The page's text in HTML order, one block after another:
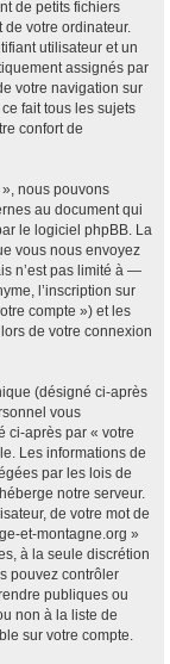
de petits fichiers
votre ordinateur.
utilisateur et un
assignés par
votre navigation sur
fait tous les sujets
confort de
nous pouvons
au document qui
le logiciel phpBB. La
vous nous envoyez
n’est pas limité à —
l’inscription sur
compte ») et les
de votre connexion
(désigné ci-après
vous
ci-après par « votre
Les informations de
par les lois de
notre serveur.
de votre mot de
et-montagne.org »
à la seule discrétion
pouvez contrôler
publiques ou
non à la liste de
sur votre compte.